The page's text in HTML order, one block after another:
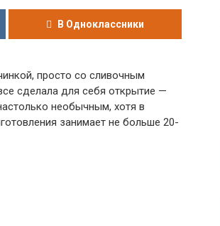
В Одноклассники
просто со сливочным
сделала для себя открытие —
необычным, хотя в
занимает не больше 20-